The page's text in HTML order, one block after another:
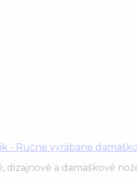
- Ručne vyrábane
dizajnové a damaškové